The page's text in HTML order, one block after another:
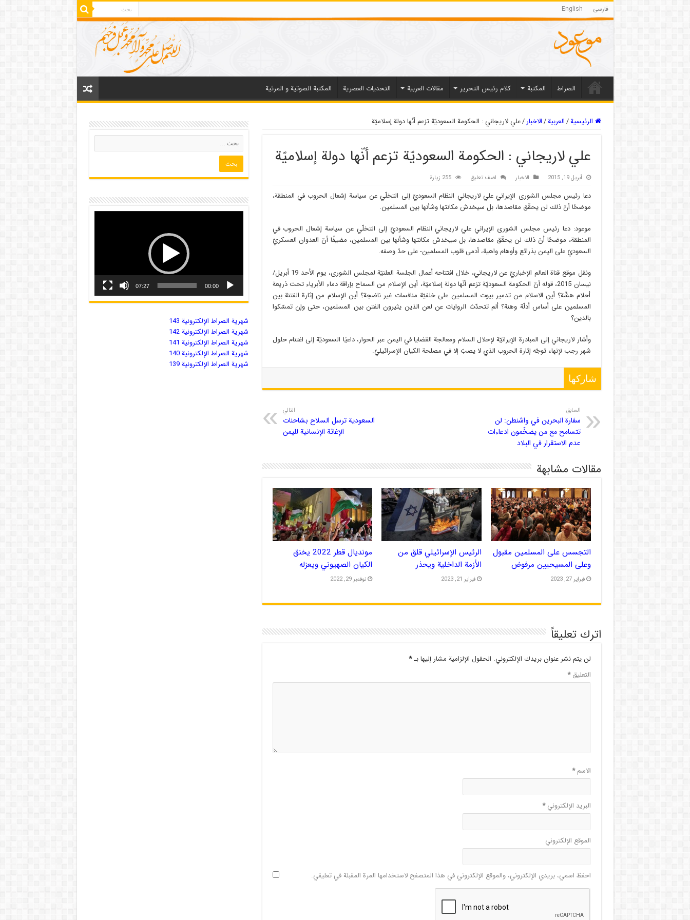
فارسی English
الصراط المکتبة كلام رئيس التحرير مقالات العربیة التحديات العصرية المكتبة الصوتية و المرئية
الرئيسية/العربیة/الاخبار /علي لاريجاني : الحكومة السعوديّة تزعم أنّها دولة إسلاميّة
علي لاريجاني : الحكومة السعوديّة تزعم أنّها دولة إسلاميّة
أبريل 19, 2015 الاخبار اضف تعليق 255 زيارة
دعا رئيس مجلس الشورى الإيراني علي لاريجاني النظام السعوديّ إلى التخلّي عن سياسة إشعال الحروب في المنطقة،
موضحًا أنّ ذلك لن يحقّق مقاصدها، بل سيخدش مكانتها وشأنها بين المسلمين.
موعود: دعا رئيس مجلس الشورى الإيراني علي لاريجاني النظام السعوديّ إلى التخلّي عن سياسة إشعال الحروب في
المنطقة، موضحًا أنّ ذلك لن يحقّق مقاصدها، بل سيخدش مكانتها وشأنها بين المسلمين، مضيفًا أنّ العدوان العسكريّ
السعوديّ على اليمن بذرائع وأوهام واهية، أدمى قلوب المسلمين- على حدّ وصفه.
ونقل موقع قناة العالم الإخباريّ عن لاريجاني، خلال افتتاحه أعمال الجلسة العلنيّة لمجلس الشورى، يوم الأحد 19 أبريل/
نيسان 2015، قوله أنّ الحكومة السعوديّة تزعم أنّها دولة إسلاميّة، أين الإسلام من السماح بإراقة دماء الأبرياء تحت ذريعة
أحلام هشّة؟ أين الاسلام من تدمير بيوت المسلمين على خلفيّة منافسات غير ناضجة؟ أين الإسلام من إثارة الفتنة بين
المسلمين على أساس أدلّة وهنة؟ ألم تتحدّث الروايات عن لعن الذين يثيرون الفتن بين المسلمين، حتى وإن تمسّكوا
بالدين؟
وأشار لاريجاني إلى المبادرة الإيرانيّة لإحلال السلام ومعالجة القضايا في اليمن عبر الحوار، داعيًا السعوديّة إلى اغتنام حلول
شهر رجب لإنهاء توجّه إثارة الحروب الذي لا يصبّ إلا في مصلحة الكيان الإسرائيليّ.
شاركها
السابق
سفارة البحرين في واشنطن: لن
تتسامح مع من يضخِّمون ادعاءات
عدم الاستقرار في البلاد
التالي
السعودية ترسل السلاح بشاحنات
الإغاثة الإنسانية لليمن
مقالات مشابهة
التجسس على المسلمين مقبول
وعلى المسيحيين مرفوض
فبراير 27, 2023
الرئيس الإسرائيلي قلق من
الأزمة الداخلية ويحذر
فبراير 21, 2023
مونديال قطر 2022 يخنق
الكيان الصهيوني ويعزله
نوفمبر 29, 2022
اترك تعليقاً
لن يتم نشر عنوان بريدك الإلكتروني. الحقول الإلزامية مشار إليها بـ*
التعليق*
الاسم*
البريد الإلكتروني*
الموقع الإلكتروني
احفظ اسمي، بريدي الإلكتروني، والموقع الإلكتروني في هذا المتصفح لاستخدامها المرة المقبلة في تعليقي.
00:00
07:27
شهریة الصراط الإلكترونية 143
شهریة الصراط الإلكترونية 142
شهریة الصراط الإلكترونية 141
شهریة الصراط الإلكترونية 140
شهریة الصراط الإلكترونية 139